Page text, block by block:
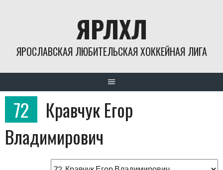
ЯРЛХЛ
ЯРОСЛАВСКАЯ ЛЮБИТЕЛЬСКАЯ ХОККЕЙНАЯ ЛИГА
72
Кравчук Егор
Владимирович